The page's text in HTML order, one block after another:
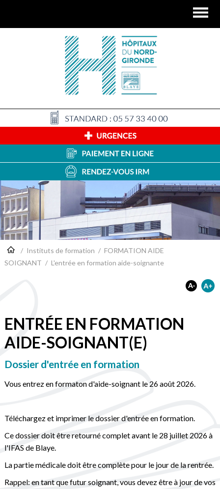
/ Instituts de formation / FORMATION AIDE
SOIGNANT / L'entrée en formation aide-soignante
ENTRÉE EN FORMATION
AIDE-SOIGNANT(E)
Dossier d'entrée en formation
Vous entrez en formaton d'aide-soignant le 26 août 2026.
Téléchargez et imprimer le dossier d'entrée en formation.
Ce dossier doit être retourné complet avant le 28 juillet 2026 à
l'IFAS de Blaye.
La partie médicale doit être complète pour le jour de la rentrée.
Rappel: en tant que futur soignant, vous devez être à jour de vos